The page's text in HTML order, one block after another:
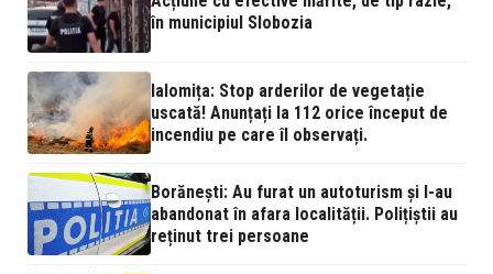
în municipiul Slobozia
Ialomița: Stop arderilor de vegetație
uscată! Anunțați la 112 orice început de
incendiu pe care îl observați.
Borănești: Au furat un autoturism și l-au
abandonat în afara localității. Polițiștii au
reținut trei persoane